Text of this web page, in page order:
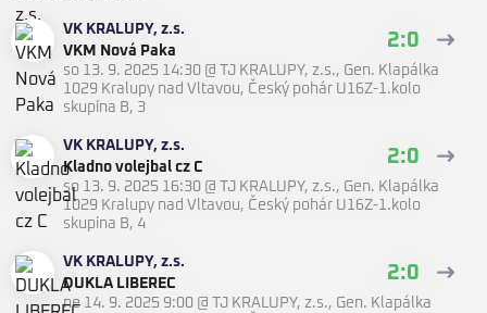
VK KRALUPY, z.s.
VKM Nová Paka
2:0
so 13. 9. 2025 14:30 @
TJ KRALUPY, z.s., Gen. Klapálka
1029 Kralupy nad Vltavou, Český pohár U16Z-1.kolo
skupina B, 3
VK KRALUPY, z.s.
Kladno volejbal cz C
2:0
so 13. 9. 2025 16:30 @
TJ KRALUPY, z.s., Gen. Klapálka
1029 Kralupy nad Vltavou, Český pohár U16Z-1.kolo
skupina B, 4
VK KRALUPY, z.s.
DUKLA LIBEREC
2:0
ne 14. 9. 2025 9:00 @
TJ KRALUPY, z.s., Gen. Klapálka